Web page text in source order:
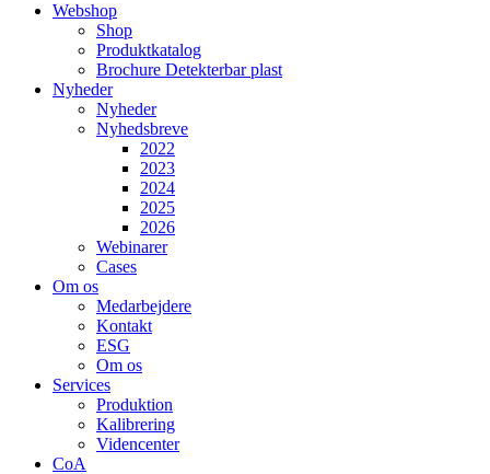
Webshop
Shop
Produktkatalog
Brochure Detekterbar plast
Nyheder
Nyheder
Nyhedsbreve
2022
2023
2024
2025
2026
Webinarer
Cases
Om os
Medarbejdere
Kontakt
ESG
Om os
Services
Produktion
Kalibrering
Videncenter
CoA